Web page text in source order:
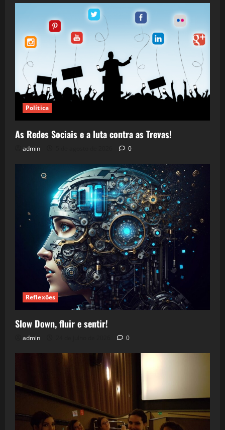
Política
As Redes Sociais e a luta contra as Trevas!
admin 0
Reflexões
Slow Down, fluir e sentir!
admin 0